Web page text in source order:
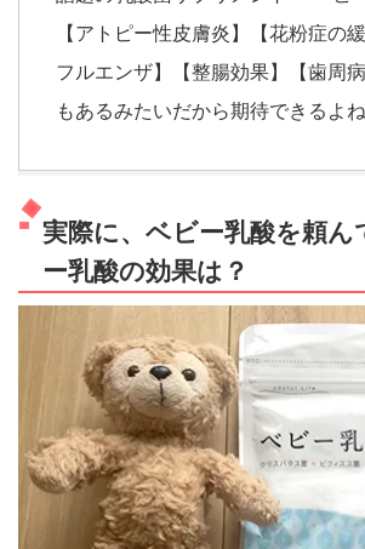
【アトピー性皮膚炎】【花粉症の
フルエンザ】【整腸効果】【歯周病
もあるみたいだから期待できるよね
実際に、ベビー乳酸を頼ん
ー乳酸の効果は？